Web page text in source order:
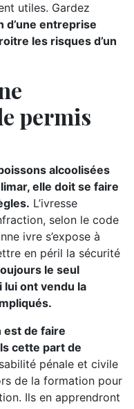
utiles. Gardez
d’une entreprise
les risques d’un
permis
alcoolisées
elle doit se faire
L’ivresse
selon le code
ivre s’expose à
en péril la sécurité
le seul
lui ont vendu la
est de faire
cette part de
pénale et civile
de la formation pour
Ils en apprendront